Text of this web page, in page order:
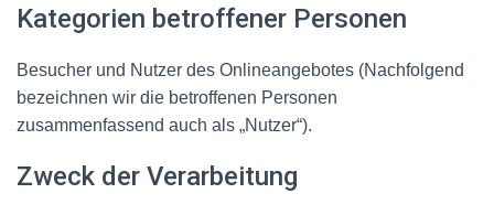
Kategorien betroffener Personen
Besucher und Nutzer des Onlineangebotes (Nachfolgend
bezeichnen wir die betroffenen Personen
zusammenfassend auch als „Nutzer“).
Zweck der Verarbeitung